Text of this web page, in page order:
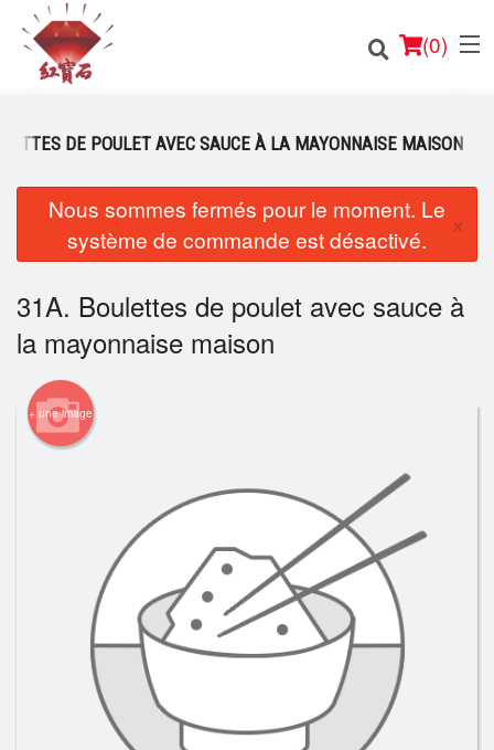
(0)
Commander en ligne
Emplacement
Français
Connection
Inscription
Rechercher
DE POULET AVEC SAUCE À LA MAYONNAISE MAISON
Nous sommes fermés pour le moment. Le
système de commande est désactivé.
×
31A. Boulettes de poulet avec sauce à
la mayonnaise maison
+ une image